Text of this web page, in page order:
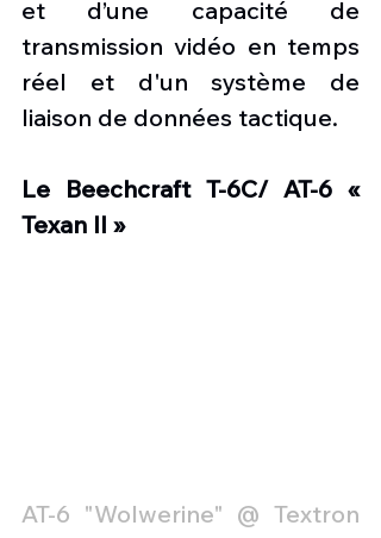
et d’une capacité de
transmission vidéo en temps
réel et d'un système de
liaison de données tactique.
Le Beechcraft T-6C/ AT-6 «
Texan II »
AT-6 "Wolwerine" @ Textron